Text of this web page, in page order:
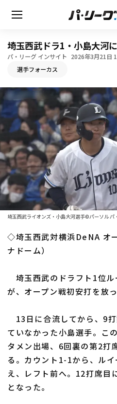
HOME
動画
日程・結果
順位表･成績
1軍公式戦
ファーム中地区
交流戦
選手名鑑
北海道日本ハムファイ
埼玉西武ライオンズ
千葉ロッテマリーンズ
オリックス・バファロ
福岡ソフトバンクホー
ニュース
埼玉西武ドラ1・小島大河
パ・リーグ インサイト 2026年3月21日
選手フォーカス
埼玉西武ライオンズ・小島大河選手©パーソル パ
◇埼玉西武対横浜DeNA オ
ナドーム）
埼玉西武のドラフト1位ル
が、オープン戦初安打を放っ
13日に合流してから、9
ていなかった小島選手。こ
タメン出場、6回裏の第2打
る。カウント1-1から、ル
え、レフト前へ。12打席目
となった。